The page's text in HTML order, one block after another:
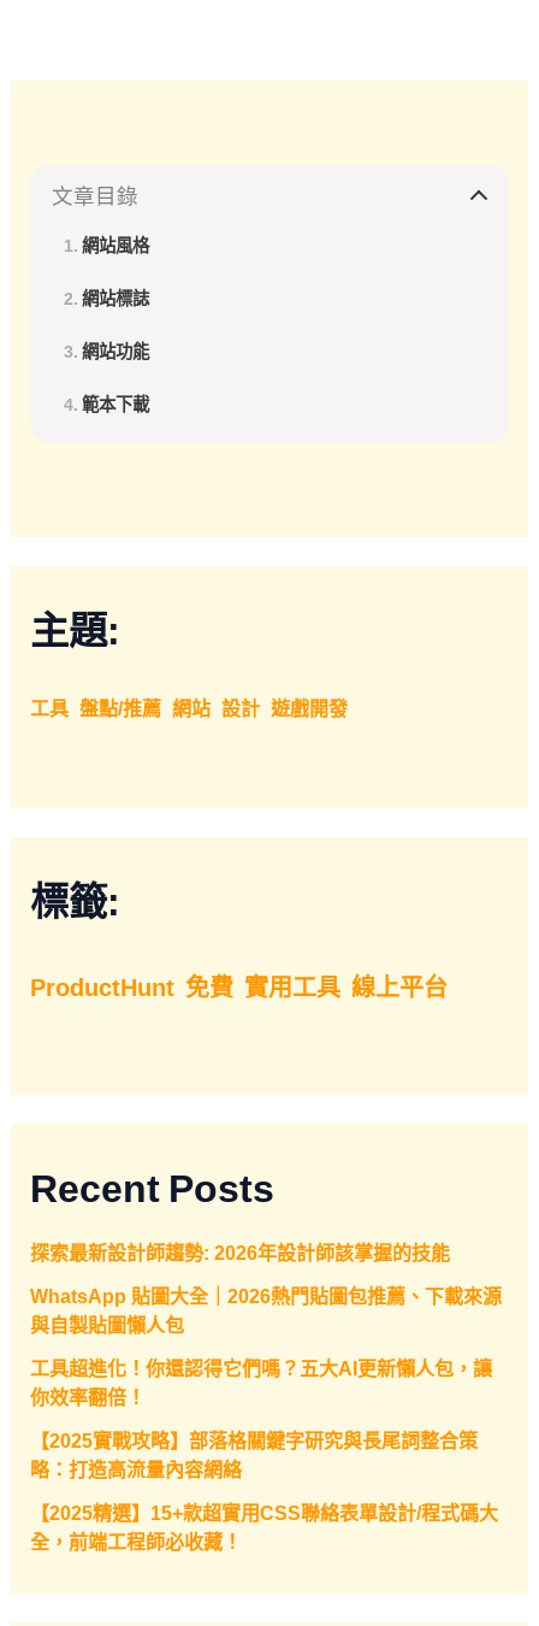
文章目錄
網站風格
網站標誌
網站功能
範本下載
主題:
工具 盤點/推薦 網站 設計 遊戲開發
標籤:
ProductHunt 免費 實用工具 線上平台
Recent Posts
探索最新設計師趨勢: 2026年設計師該掌握的技能
WhatsApp 貼圖大全｜2026熱門貼圖包推薦、下載來源
與自製貼圖懶人包
工具超進化！你還認得它們嗎？五大AI更新懶人包，讓
你效率翻倍！
【2025實戰攻略】部落格關鍵字研究與長尾詞整合策
略：打造高流量內容網絡
【2025精選】15+款超實用CSS聯絡表單設計/程式碼大
全，前端工程師必收藏！